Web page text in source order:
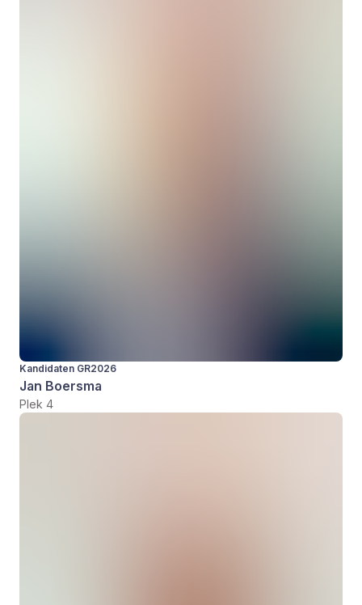
Kandidaten GR2026
Jan Boersma
Plek 4